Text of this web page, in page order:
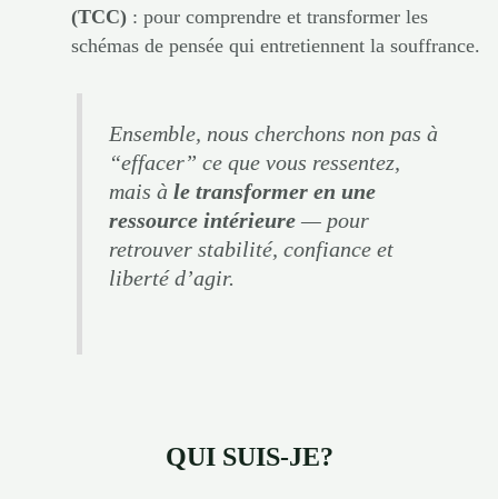
(TCC) : pour comprendre et transformer les
schémas de pensée qui entretiennent la souffrance.
Ensemble, nous cherchons non pas à
“effacer” ce que vous ressentez,
mais àle transformer en une
ressource intérieure— pour
retrouver stabilité, confiance et
liberté d’agir.
QUI SUIS-JE?